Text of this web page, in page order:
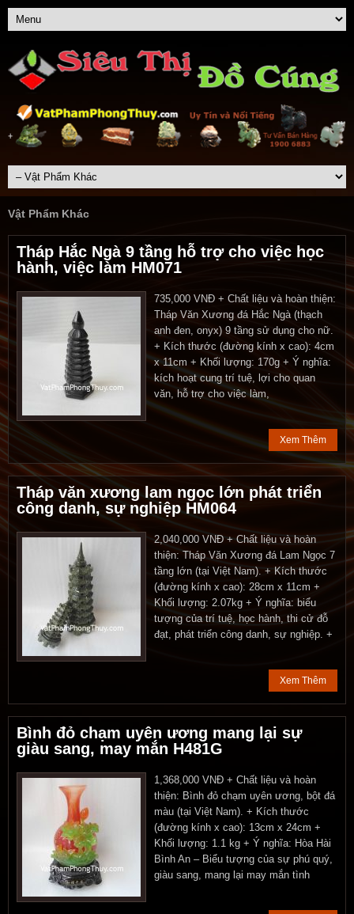
Vật Phẩm Khác
Tháp Hắc Ngà 9 tầng hỗ trợ cho việc học
hành, việc làm HM071
735,000 VNĐ + Chất liệu và hoàn thiện:
Tháp Văn Xương đá Hắc Ngà (thạch
anh đen, onyx) 9 tầng sử dụng cho nữ.
+ Kích thước (đường kính x cao): 4cm
x 11cm + Khối lượng: 170g + Ý nghĩa:
kích hoạt cung trí tuệ, lợi cho quan
văn, hỗ trợ cho việc làm,
Xem Thêm
Tháp văn xương lam ngọc lớn phát triển
công danh, sự nghiệp HM064
2,040,000 VNĐ + Chất liệu và hoàn
thiện: Tháp Văn Xương đá Lam Ngọc 7
tầng lớn (tại Việt Nam). + Kích thước
(đường kính x cao): 28cm x 11cm +
Khối lượng: 2.07kg + Ý nghĩa: biểu
tượng của trí tuệ, học hành, thi cử đỗ
đạt, phát triển công danh, sự nghiệp. +
Xem Thêm
Bình đỏ chạm uyên ương mang lại sự
giàu sang, may mắn H481G
1,368,000 VNĐ + Chất liệu và hoàn
thiện: Bình đỏ chạm uyên ương, bột đá
màu (tại Việt Nam). + Kích thước
(đường kính x cao): 13cm x 24cm +
Khối lượng: 1.1 kg + Ý nghĩa: Hòa Hài
Bình An – Biểu tượng của sự phú quý,
giàu sang, mang lại may mắn tình